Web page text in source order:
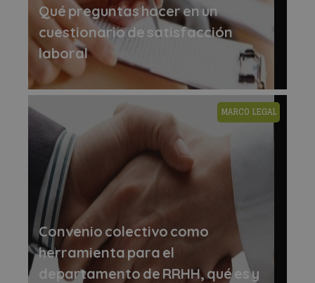
Qué preguntas hacer en un
cuestionario de satisfacción
laboral
Convenio colectivo como
herramienta para el
departamento de RRHH, qué es y
MARCO LEGAL